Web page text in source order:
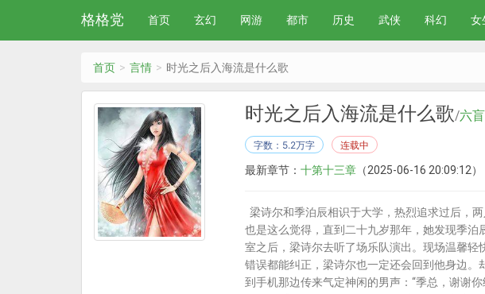
格格党 首页 玄幻 网游 都市 历史 武侠 科幻 女
首页 言情 时光之后入海流是什么歌
时光之后入海流是什么歌/六
字数：5.2万字 连载中
最新章节： 十第十三章（2025-06-16 20:09:12）
梁诗尔和季泊辰相识于大学，热烈追求过后，
也是这么觉得，直到二十九岁那年，她发现季
室之后，梁诗尔去听了场乐队演出。现场温馨
错误都能纠正，梁诗尔也一定还会回到他身边
到手机那边传来气定神闲的男声：“季总，谢谢